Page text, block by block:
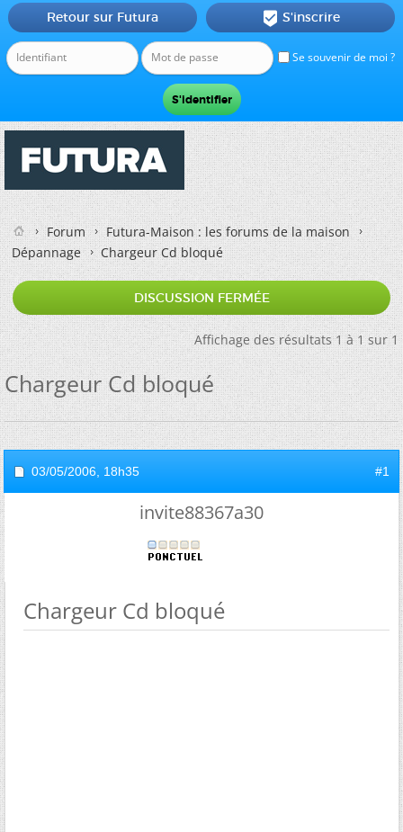
Se souvenir de moi ?
Retour sur Futura  S'inscrire
Forum
Futura-Maison : les forums de la maison
Dépannage
Chargeur Cd bloqué
DISCUSSION FERMÉE
Affichage des résultats 1 à 1 sur 1
Chargeur Cd bloqué
03/05/2006, 18h35 #1
invite88367a30
Chargeur Cd bloqué